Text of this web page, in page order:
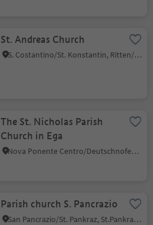
St. Andreas Church
S. Costantino/St. Konstantin, Ritten/Renon, Bolzano/Bozen and environs
The St. Nicholas Parish
Church in Ega
Nova Ponente Centro/Deutschnofen Dorf, Deutschnofen/Nova Ponente, Dolomites Region Eggental
Parish church S. Pancrazio
San Pancrazio/St. Pankraz, St.Pankraz/San Pancrazio, Meran/Merano and environs